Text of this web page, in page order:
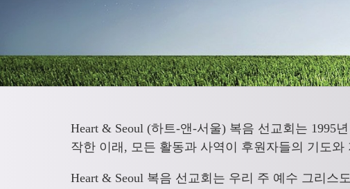
Heart & Seoul (하트-앤-서울) 복음 선교회는 1995
작한 이래, 모든 활동과 사역이 후원자들의 기도
Heart & Seoul 복음 선교회는 우리 주 예수 그리스